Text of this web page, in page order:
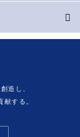
造し、
する。